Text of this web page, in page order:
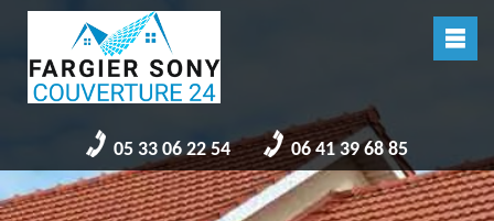
05 33 06 22 54 06 41 39 68 85